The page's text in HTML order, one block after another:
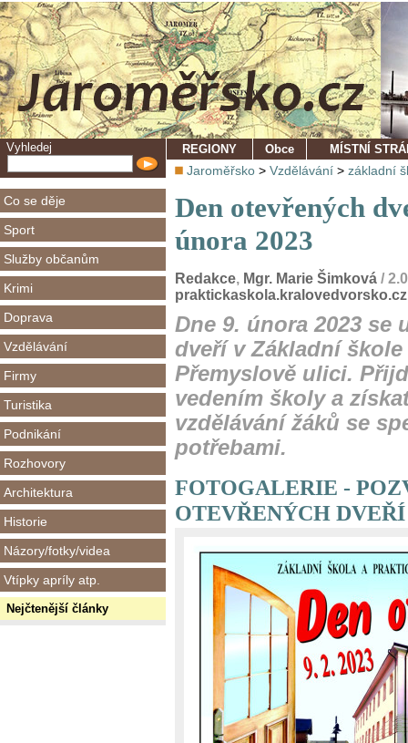
Vyhledej
Co se děje
Sport
Služby občanům
Krimi
Doprava
Vzdělávání
Firmy
Turistika
Podnikání
Rozhovory
Architektura
Historie
Názory/fotky/videa
Vtípky apríly atp.
Nejčtenější články
REGIONY Obce MÍSTNÍ
Jaroměřsko > Vzdělávání > základní
Den otevřených
února 2023
Redakce, Mgr. Marie Šimková /
praktickaskola.kralovedvorsko.cz
Dne 9. února 2023 se
dveří v Základní
Přemyslově ulici.
vedením školy a
vzdělávání žáků se
potřebami.
FOTOGALERIE -
OTEVŘENÝCH DVEŘÍ